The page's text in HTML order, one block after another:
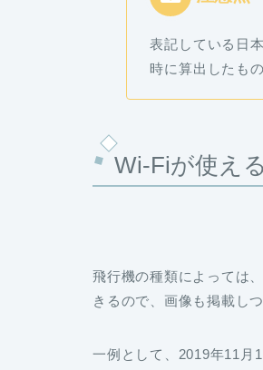
表記している日
時に算出したも
Wi-Fiが使え
飛行機の種類によっては
きるので、画像も掲載し
一例として、2019年11月